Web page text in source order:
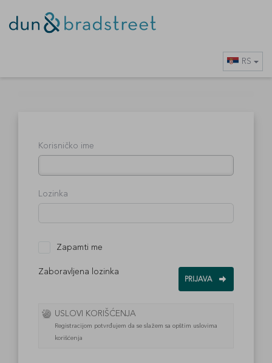
RS
Korisničko ime
Lozinka
Zapamti me
Zaboravljena lozinka
USLOVI KORIŠĆENJA
Registracijom potvrđujem da se slažem sa opštim uslovima
korišćenja